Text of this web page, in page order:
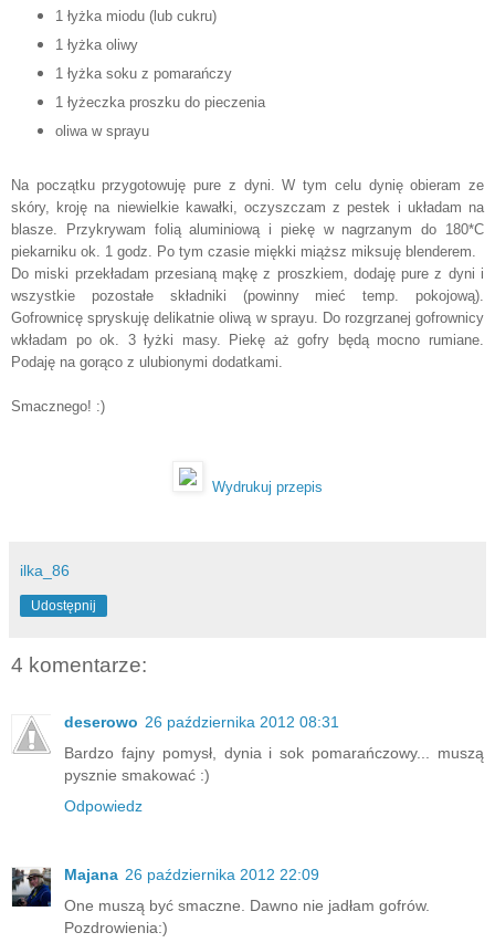
1 łyżka miodu (lub cukru)
1 łyżka oliwy
1 łyżka soku z pomarańczy
1 łyżeczka proszku do pieczenia
oliwa w sprayu
Na początku przygotowuję pure z dyni. W tym celu dynię obieram ze
skóry, kroję na niewielkie kawałki, oczyszczam z pestek i układam na
blasze. Przykrywam folią aluminiową i piekę w nagrzanym do 180*C
piekarniku ok. 1 godz. Po tym czasie miękki miąższ miksuję blenderem.
Do miski przekładam przesianą mąkę z proszkiem, dodaję pure z dyni i
wszystkie pozostałe składniki (powinny mieć temp. pokojową).
Gofrownicę spryskuję delikatnie oliwą w sprayu. Do rozgrzanej gofrownicy
wkładam po ok. 3 łyżki masy. Piekę aż gofry będą mocno rumiane.
Podaję na gorąco z ulubionymi dodatkami.
Smacznego! :)
Wydrukuj przepis
ilka_86
Udostępnij
4 komentarze:
deserowo 26 października 2012 08:31
Bardzo fajny pomysł, dynia i sok pomarańczowy... muszą
pysznie smakować :)
Odpowiedz
Majana 26 października 2012 22:09
One muszą być smaczne. Dawno nie jadłam gofrów.
Pozdrowienia:)